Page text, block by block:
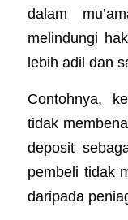
dalam
melindungi
lebih adil dan
Contohnya,
tidak
deposit
pembeli tidak
daripada